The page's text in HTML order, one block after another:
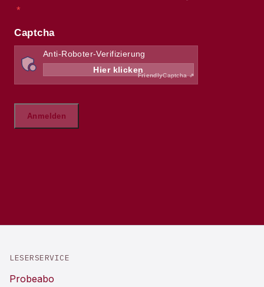
LESERSERVICE
Probeabo